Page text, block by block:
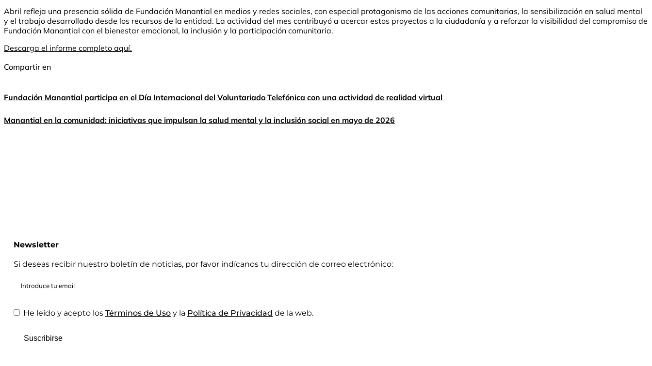
Abril refleja una presencia sólida de Fundación Manantial en medios y redes sociales, con especial protagonismo de las acciones comunitarias, la sensibilización en salud mental
y el trabajo desarrollado desde los recursos de la entidad. La actividad del mes contribuyó a acercar estos proyectos a la ciudadanía y a reforzar la visibilidad del compromiso de
Fundación Manantial con el bienestar emocional, la inclusión y la participación comunitaria.
Descarga el informe completo aquí.
Compartir en
Fundación Manantial participa en el Día Internacional del Voluntariado Telefónica con una actividad de realidad virtual
Manantial en la comunidad: iniciativas que impulsan la salud mental y la inclusión social en mayo de 2026
Newsletter
Si deseas recibir nuestro boletín de noticias, por favor indícanos tu dirección de correo electrónico:
He leído y acepto los Términos de Uso y la Política de Privacidad de la web.
Suscribirse